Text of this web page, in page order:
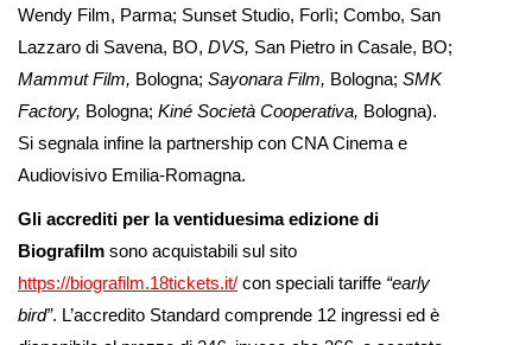
Wendy Film, Parma; Sunset Studio, Forlì; Combo, San
Lazzaro di Savena, BO, DVS, San Pietro in Casale, BO;
Mammut Film, Bologna; Sayonara Film, Bologna; SMK
Factory, Bologna; Kiné Società Cooperativa, Bologna).
Si segnala infine la partnership con CNA Cinema e
Audiovisivo Emilia-Romagna.
Gli accrediti per la ventiduesima edizione di
Biografilm sono acquistabili sul sito
https://biografilm.18tickets.it/ con speciali tariffe “early
bird”. L’accredito Standard comprende 12 ingressi ed è